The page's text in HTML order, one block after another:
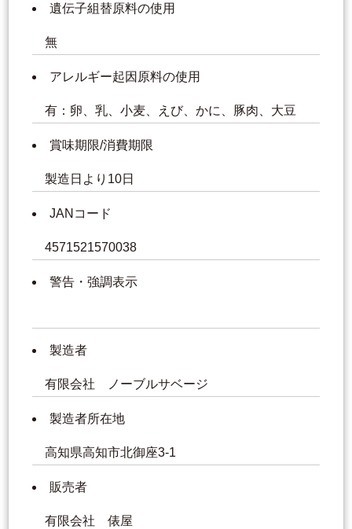
遺伝子組替原料の使用
無
アレルギー起因原料の使用
有：卵、乳、小麦、えび、かに、豚肉、大豆
賞味期限/消費期限
製造日より10日
JANコード
4571521570038
警告・強調表示
製造者
有限会社 ノーブルサベージ
製造者所在地
高知県高知市北御座3-1
販売者
有限会社 俵屋